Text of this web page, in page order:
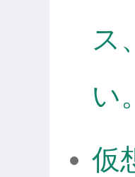
ス
い。
仮